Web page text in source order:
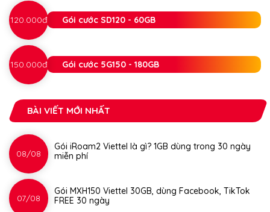
120.000đ Gói cước SD120 - 60GB
150.000đ Gói cước 5G150 - 180GB
BÀI VIẾT MỚI NHẤT
08/08
Gói iRoam2 Viettel là gì? 1GB dùng trong 30 ngày
miễn phí
07/08
Gói MXH150 Viettel 30GB, dùng Facebook, TikTok
FREE 30 ngày